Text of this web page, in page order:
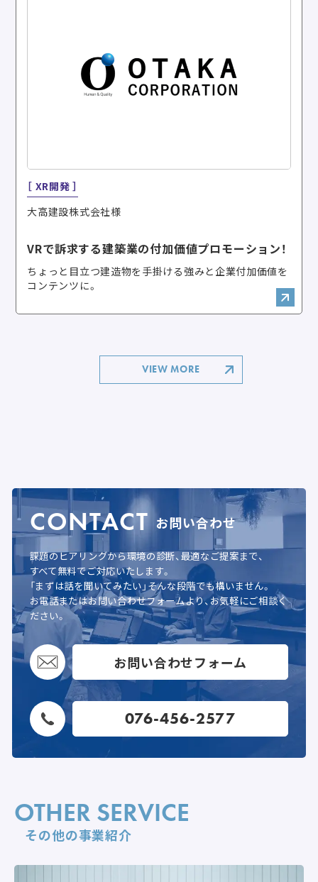
［ XR開発 ］
大高建設株式会社様
VRで訴求する建築業の付加価値プロモーション！
ちょっと目立つ建造物を手掛ける強みと企業付加価値を
コンテンツに。
VIEW MORE
CONTACT お問い合わせ
課題のヒアリングから環境の診断、最適なご提案まで、
すべて無料でご対応いたします。
「まずは話を聞いてみたい」そんな段階でも構いません。
お電話またはお問い合わせフォームより、お気軽にご相談く
ださい。
お問い合わせフォーム
076-456-2577
OTHER SERVICE
その他の事業紹介